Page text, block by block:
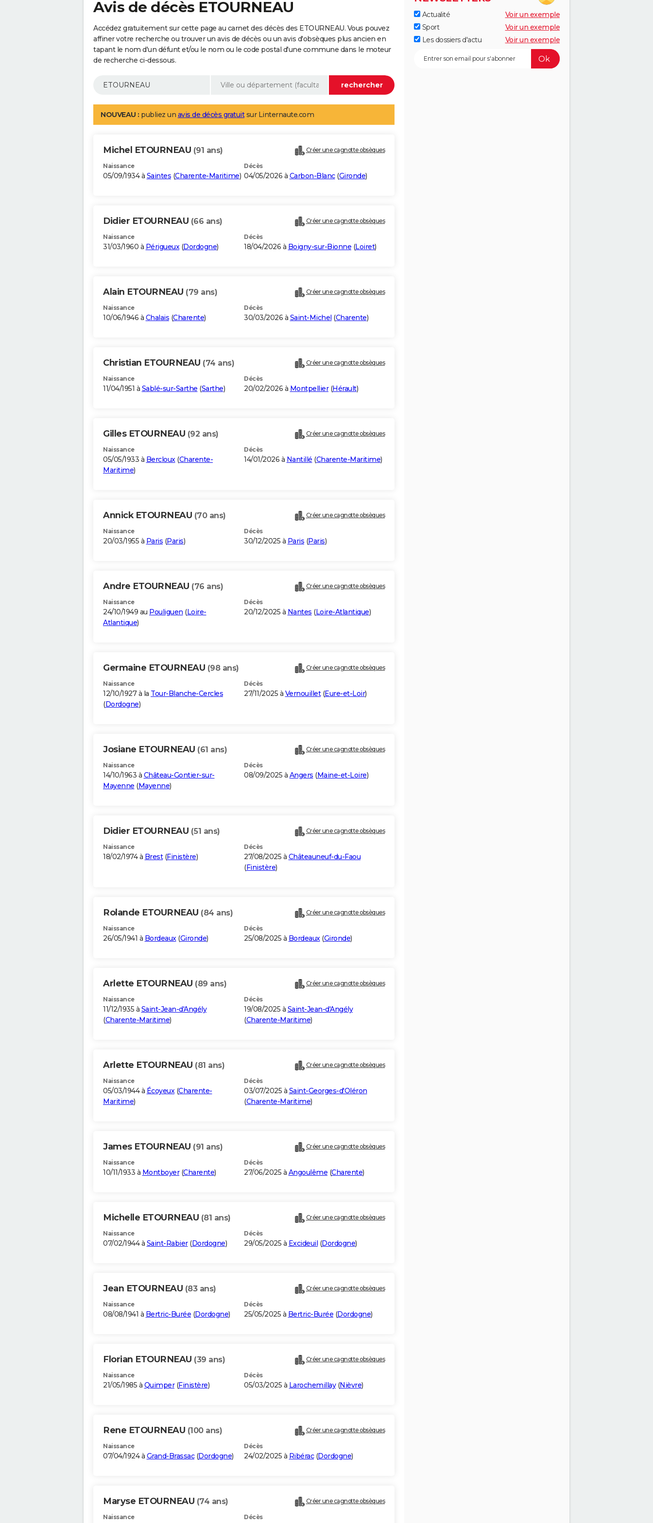
Avis de décès ETOURNEAU
Accédez gratuitement sur cette page au carnet des décès des ETOURNEAU. Vous pouvez
affiner votre recherche ou trouver un avis de décès ou un avis d'obsèques plus ancien en
tapant le nom d'un défunt et/ou le nom ou le code postal d'une commune dans le moteur
de recherche ci-dessous.
NOUVEAU : publiez un avis de décès gratuitsur Linternaute.com
Michel ETOURNEAU (91 ans) Créer une cagnotte obsèques
Naissance
05/09/1934 à Saintes (Charente-Maritime)
Décès
04/05/2026 à Carbon-Blanc(Gironde)
Didier ETOURNEAU (66 ans) Créer une cagnotte obsèques
Naissance
31/03/1960 à Périgueux(Dordogne)
Décès
18/04/2026 à Boigny-sur-Bionne (Loiret)
Alain ETOURNEAU (79 ans) Créer une cagnotte obsèques
Naissance
10/06/1946 à Chalais (Charente)
Décès
30/03/2026 à Saint-Michel (Charente)
Christian ETOURNEAU (74 ans) Créer une cagnotte obsèques
Naissance
11/04/1951 à Sablé-sur-Sarthe (Sarthe)
Décès
20/02/2026 à Montpellier(Hérault)
Gilles ETOURNEAU (92 ans) Créer une cagnotte obsèques
Naissance
05/05/1933 à Bercloux(Charente-
Maritime)
Décès
14/01/2026 à Nantillé (Charente-Maritime)
Annick ETOURNEAU (70 ans) Créer une cagnotte obsèques
Naissance
20/03/1955 à Paris (Paris)
Décès
30/12/2025 à Paris (Paris)
Andre ETOURNEAU (76 ans) Créer une cagnotte obsèques
Naissance
24/10/1949 au Pouliguen (Loire-
Atlantique)
Décès
20/12/2025 à Nantes (Loire-Atlantique)
Germaine ETOURNEAU (98 ans) Créer une cagnotte obsèques
Naissance
12/10/1927 à la Tour-Blanche-Cercles
(Dordogne)
Décès
27/11/2025 à Vernouillet(Eure-et-Loir)
Josiane ETOURNEAU (61 ans) Créer une cagnotte obsèques
Naissance
14/10/1963 à Château-Gontier-sur-
Mayenne (Mayenne)
Décès
08/09/2025 à Angers (Maine-et-Loire)
Didier ETOURNEAU (51 ans) Créer une cagnotte obsèques
Naissance
18/02/1974 à Brest(Finistère)
Décès
27/08/2025 à Châteauneuf-du-Faou
(Finistère)
Rolande ETOURNEAU (84 ans) Créer une cagnotte obsèques
Naissance
26/05/1941 à Bordeaux(Gironde)
Décès
25/08/2025 à Bordeaux(Gironde)
Arlette ETOURNEAU (89 ans) Créer une cagnotte obsèques
Naissance
11/12/1935 à Saint-Jean-d'Angély
(Charente-Maritime)
Décès
19/08/2025 à Saint-Jean-d'Angély
(Charente-Maritime)
Arlette ETOURNEAU (81 ans) Créer une cagnotte obsèques
Naissance
05/03/1944 à Écoyeux(Charente-
Maritime)
Décès
03/07/2025 à Saint-Georges-d'Oléron
(Charente-Maritime)
James ETOURNEAU (91 ans) Créer une cagnotte obsèques
Naissance
10/11/1933 à Montboyer(Charente)
Décès
27/06/2025 à Angoulême (Charente)
Michelle ETOURNEAU (81 ans) Créer une cagnotte obsèques
Naissance
07/02/1944 à Saint-Rabier(Dordogne)
Décès
29/05/2025 à Excideuil (Dordogne)
Jean ETOURNEAU (83 ans) Créer une cagnotte obsèques
Naissance
08/08/1941 à Bertric-Burée (Dordogne)
Décès
25/05/2025 à Bertric-Burée (Dordogne)
Florian ETOURNEAU (39 ans) Créer une cagnotte obsèques
Naissance
21/05/1985 à Quimper(Finistère)
Décès
05/03/2025 à Larochemillay(Nièvre)
Rene ETOURNEAU (100 ans) Créer une cagnotte obsèques
Naissance
07/04/1924 à Grand-Brassac(Dordogne)
Décès
24/02/2025 à Ribérac(Dordogne)
Maryse ETOURNEAU (74 ans) Créer une cagnotte obsèques
Naissance Décès
Actualité
Voir un exemple
Sport
Voir un exemple
Les dossiers d'actu
Voir un exemple